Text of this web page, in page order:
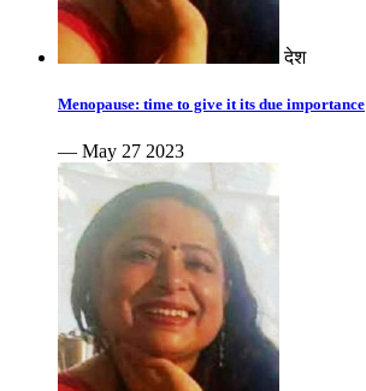
देश
Menopause: time to give it its due importance
— May 27 2023